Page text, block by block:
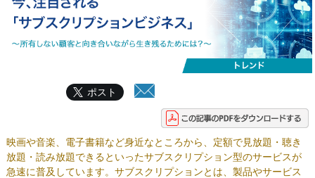
ポスト
映画や音楽、電子書籍など身近なところから、定額で見放題・聴き
放題・読み放題できるといったサブスクリプション型のサービスが
急速に普及しています。サブスクリプションとは、製品やサービス